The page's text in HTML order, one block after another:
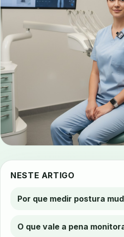
NESTE ARTIGO
Por que medir postura
O que vale a pena